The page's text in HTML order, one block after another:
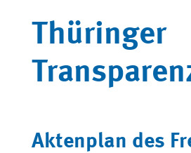
Thüringer
Aktenplan des